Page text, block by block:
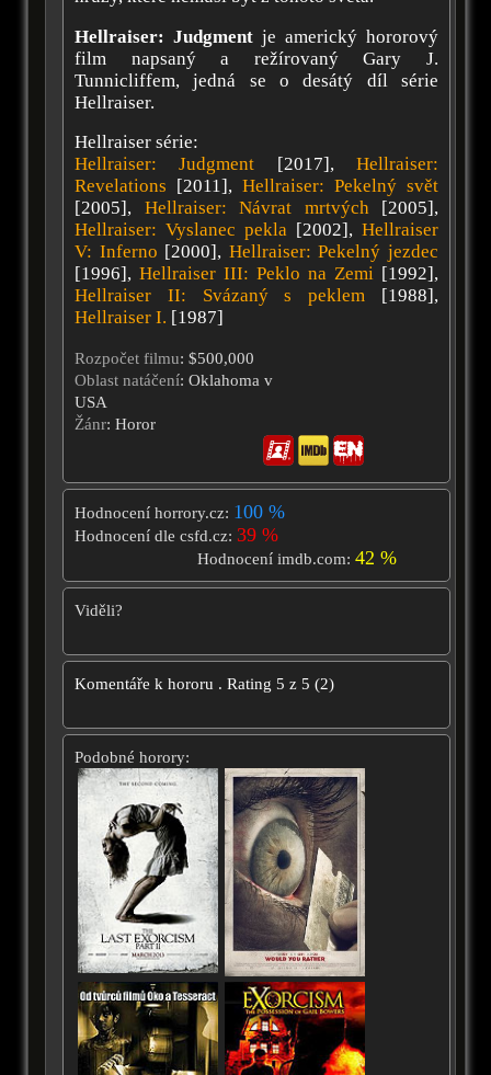
Hellraiser: Judgment je americký hororový
film napsaný a režírovaný Gary J.
Tunnicliffem, jedná se o desátý díl série
Hellraiser.
Hellraiser série:
Hellraiser: Judgment [2017],Hellraiser:
Revelations [2011],Hellraiser: Pekelný svět
[2005], Hellraiser: Návrat mrtvých[2005],
Hellraiser: Vyslanec pekla [2002],Hellraiser
V: Inferno [2000], Hellraiser: Pekelný jezdec
[1996],Hellraiser III: Peklo na Zemi [1992],
Hellraiser II: Svázaný s peklem [1988],
Hellraiser I. [1987]
Rozpočet filmu: $500,000
Oblast natáčení: Oklahoma v
USA
Žánr: Horor
Hodnocení horrory.cz: 100 %
Hodnocení dle csfd.cz: 39 %
Hodnocení imdb.com:42 %
Viděli?
Komentáře k hororu . Rating 5 z 5 (2)
Podobné horory: